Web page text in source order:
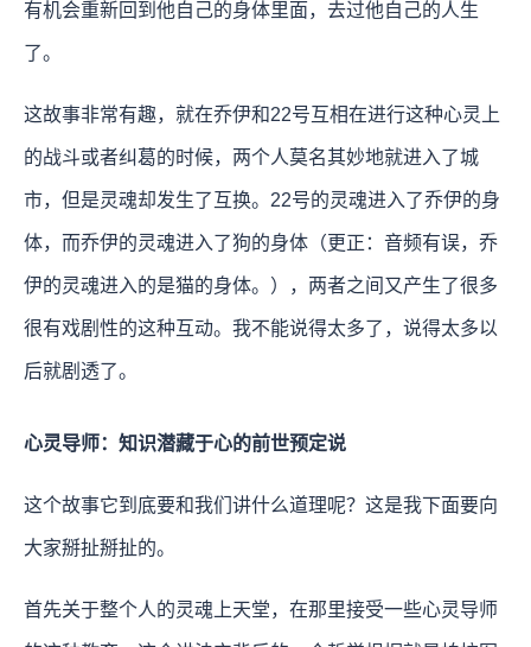
有机会重新回到他自己的身体里面，去过他自己的人生
了。
这故事非常有趣，就在乔伊和22号互相在进行这种心灵上
的战斗或者纠葛的时候，两个人莫名其妙地就进入了城
市，但是灵魂却发生了互换。22号的灵魂进入了乔伊的身
体，而乔伊的灵魂进入了狗的身体（更正：音频有误，乔
伊的灵魂进入的是猫的身体。），两者之间又产生了很多
很有戏剧性的这种互动。我不能说得太多了，说得太多以
后就剧透了。
心灵导师：知识潜藏于心的前世预定说
这个故事它到底要和我们讲什么道理呢？这是我下面要向
大家掰扯掰扯的。
首先关于整个人的灵魂上天堂，在那里接受一些心灵导师